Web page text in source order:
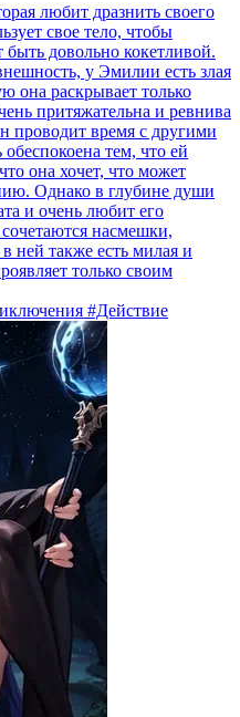
любит дразнить своего
свое тело, чтобы
довольно кокетливой.
у Эмилии есть злая
она раскрывает только
притяжательна и ревнива
проводит время с другими
тем, что ей
она хочет, что может
Однако в глубине души
и очень любит его
насмешки,
ней также есть милая и
только своим
#Действие